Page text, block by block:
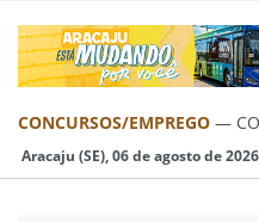
CONCURSOS/EMPREGO —
Aracaju (SE), 06 de agosto de 2026